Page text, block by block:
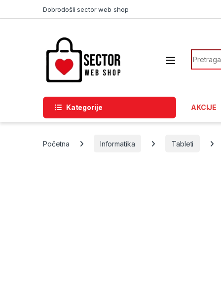
Dobrodošli sector web shop
Search
Kategorije AKCIJE
Početna Informatika Tableti